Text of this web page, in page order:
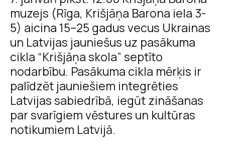
muzejs (Rīga, Krišjāņa Barona iela 3-
5) aicina 15–25 gadus vecus Ukrainas
un Latvijas jauniešus uz pasākuma
cikla “Krišjāņa skola” septīto
nodarbību. Pasākuma cikla mērķis ir
palīdzēt jauniešiem integrēties
Latvijas sabiedrībā, iegūt zināšanas
par svarīgiem vēstures un kultūras
notikumiem Latvijā.